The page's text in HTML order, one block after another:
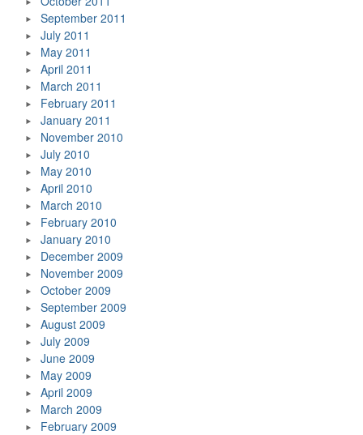
September 2011
July 2011
May 2011
April 2011
March 2011
February 2011
January 2011
November 2010
July 2010
May 2010
April 2010
March 2010
February 2010
January 2010
December 2009
November 2009
October 2009
September 2009
August 2009
July 2009
June 2009
May 2009
April 2009
March 2009
February 2009